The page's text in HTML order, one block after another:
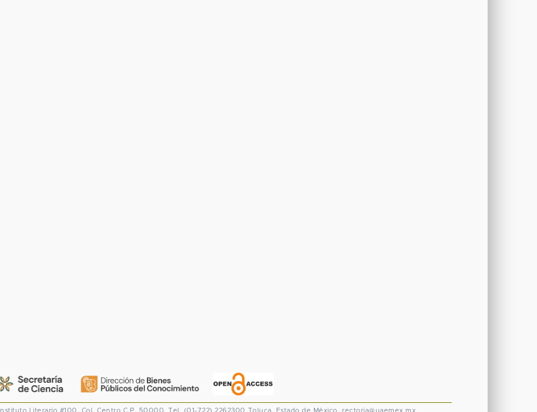
Instituto Literario #100. Col. Centro C.P. 50000. Tel. (01-722) 2262300 Toluca, Estado de México. rectoria@uaemex.mx